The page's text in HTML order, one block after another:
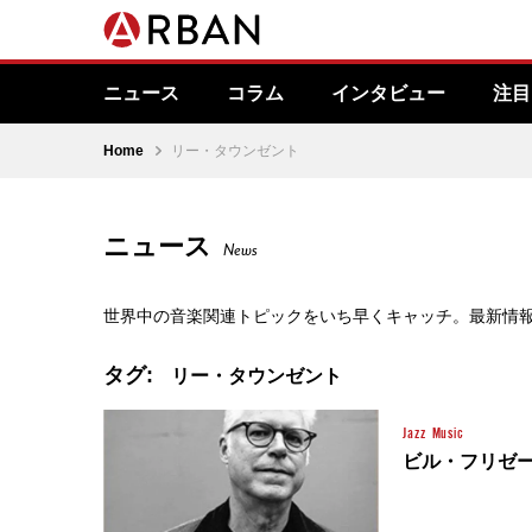
ニュース コラム インタビュー 注
Home リー・タウンゼント
ニュース News
世界中の音楽関連トピックをいち早くキャッチ。最新情
タグ: リー・タウンゼント
Jazz Music
ビル・フリゼ